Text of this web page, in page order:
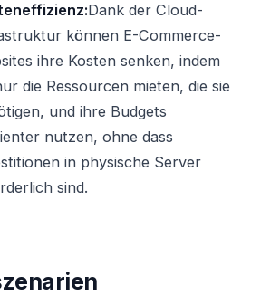
Dank der Cloud-
können E-Commerce-
ihre Kosten senken, indem
die Ressourcen mieten, die sie
und ihre Budgets
nutzen, ohne dass
in physische Server
sind.